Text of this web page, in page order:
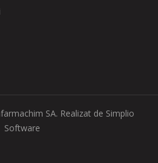
SA. Realizat de Simplio
Software